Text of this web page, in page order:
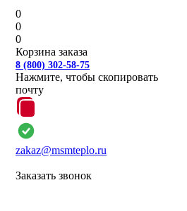
0
0
0
Корзина заказа
8 (800) 302-58-75
Нажмите, чтобы скопировать
почту
zakaz@msmteplo.ru
Заказать звонок